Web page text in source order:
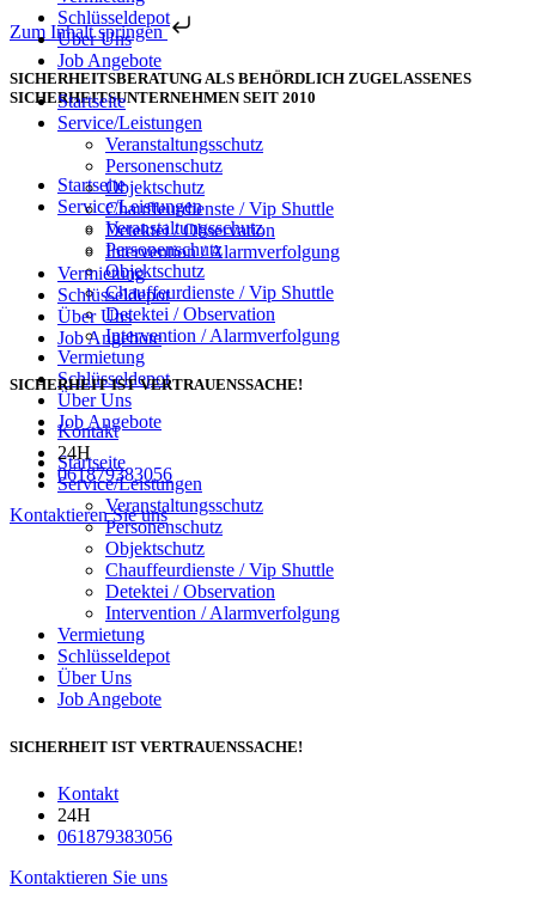
Zum Inhalt springen
SICHERHEITSBERATUNG ALS BEHÖRDLICH ZUGELASSENES
SICHERHEITSUNTERNEHMEN SEIT 2010
Startseite
Service/Leistungen
Veranstaltungsschutz
Personenschutz
Objektschutz
Chauffeurdienste / Vip Shuttle
Detektei / Observation
Intervention / Alarmverfolgung
Vermietung
Schlüsseldepot
Über Uns
Job Angebote
Startseite
Service/Leistungen
Veranstaltungsschutz
Personenschutz
Objektschutz
Chauffeurdienste / Vip Shuttle
Detektei / Observation
Intervention / Alarmverfolgung
Vermietung
Schlüsseldepot
Über Uns
Job Angebote
SICHERHEIT IST VERTRAUENSSACHE!
Kontakt
24H
061879383056
Kontaktieren Sie uns
Schlüsseldepot
Über Uns
Job Angebote
Startseite
Service/Leistungen
Veranstaltungsschutz
Personenschutz
Objektschutz
Chauffeurdienste / Vip Shuttle
Detektei / Observation
Intervention / Alarmverfolgung
Vermietung
Schlüsseldepot
Über Uns
Job Angebote
SICHERHEIT IST VERTRAUENSSACHE!
Kontakt
24H
061879383056
Kontaktieren Sie uns